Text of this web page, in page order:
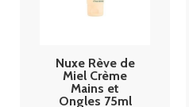
Nuxe Rève de
Miel Crème
Mains et
Ongles 75ml